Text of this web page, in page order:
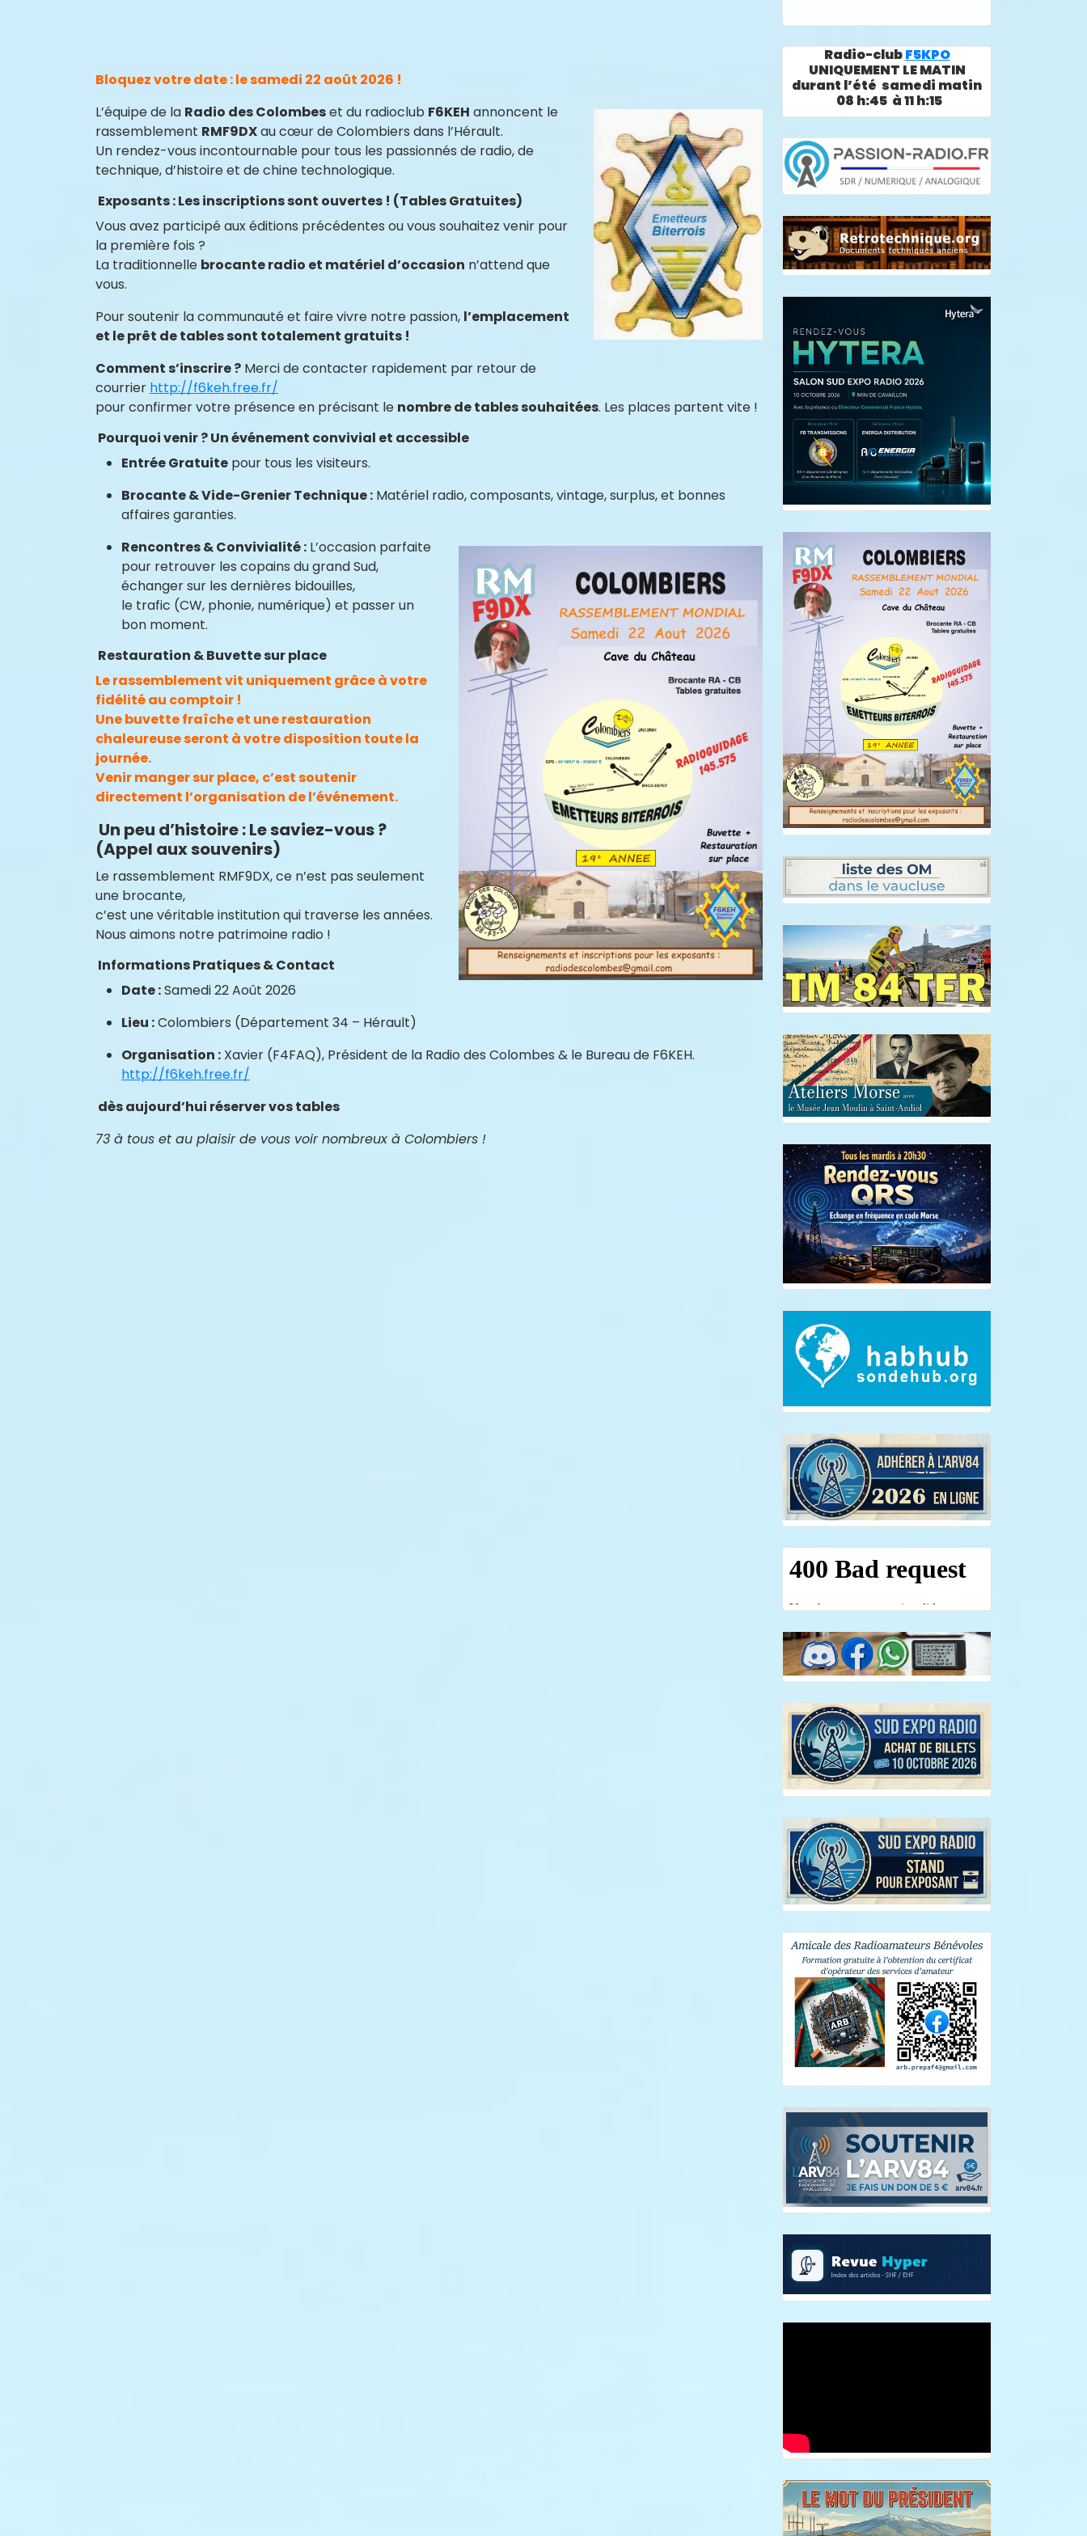
Bloquez votre date : le samedi 22 août 2026 !
L’équipe de la Radio des Colombeset du radioclub F6KEH annoncent le
rassemblement RMF9DXau cœur de Colombiers dans l’Hérault.
Un rendez-vous incontournable pour tous les passionnés de radio, de
technique, d’histoire et de chine technologique.
Exposants : Les inscriptions sont ouvertes ! (Tables Gratuites)
Vous avez participé aux éditions précédentes ou vous souhaitez venir pour
la première fois ?
La traditionnelle brocante radio et matériel d’occasion n’attend que
vous.
Pour soutenir la communauté et faire vivre notre passion, l’emplacement
et le prêt de tables sont totalement gratuits !
Comment s’inscrire ? Merci de contacter rapidement par retour de
courrier http://f6keh.free.fr/
pour confirmer votre présence en précisant le nombre de tables souhaitées. Les places partent vite !
Pourquoi venir ? Un événement convivial et accessible
Entrée Gratuite pour tous les visiteurs.
Brocante & Vide-Grenier Technique : Matériel radio, composants, vintage, surplus, et bonnes
affaires garanties.
Rencontres & Convivialité : L’occasion parfaite
pour retrouver les copains du grand Sud,
échanger sur les dernières bidouilles,
le trafic (CW, phonie, numérique) et passer un
bon moment.
Restauration & Buvette sur place
Le rassemblement vit uniquement grâce à votre
fidélité au comptoir !
Une buvette fraîche et une restauration
chaleureuse seront à votre disposition toute la
journée.
Venir manger sur place, c’est soutenir
directement l’organisation de l’événement.
Un peu d’histoire : Le saviez-vous ?
(Appel aux souvenirs)
Le rassemblement RMF9DX, ce n’est pas seulement
une brocante,
c’est une véritable institution qui traverse les années.
Nous aimons notre patrimoine radio !
Informations Pratiques & Contact
Date :Samedi 22 Août 2026
Lieu :Colombiers (Département 34 – Hérault)
Organisation : Xavier (F4FAQ), Président de la Radio des Colombes & le Bureau de F6KEH.
http://f6keh.free.fr/
dès aujourd’hui réserver vos tables
73 à tous et au plaisir de vous voir nombreux à Colombiers !
Radio-clubF5KPO
UNIQUEMENT LE MATIN
durant l’été samedi matin
08 h:45 à 11 h:15